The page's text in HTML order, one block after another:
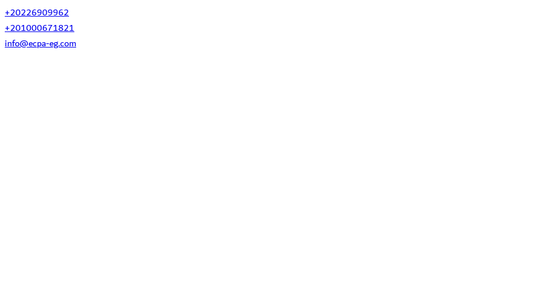
+20226909962
+201000671821
info@ecpa-eg.com